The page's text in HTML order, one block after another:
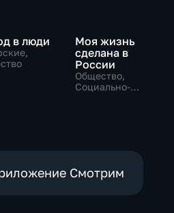
в люди
Моя жизнь
сделана в
России
Общество,
Социально-
Смотрим